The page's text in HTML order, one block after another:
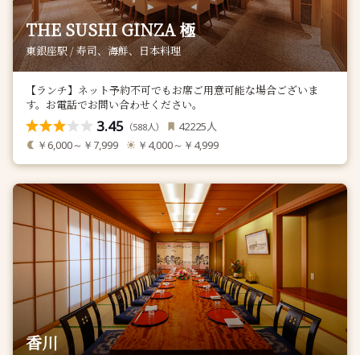
THE SUSHI GINZA 極
東銀座駅 / 寿司、海鮮、日本料理
【ランチ】ネット予約不可でもお席ご用意可能な場合ございま
す。お電話でお問い合わせください。
3.45 （588人） 42225人
￥6,000～￥7,999 ￥4,000～￥4,999
香川